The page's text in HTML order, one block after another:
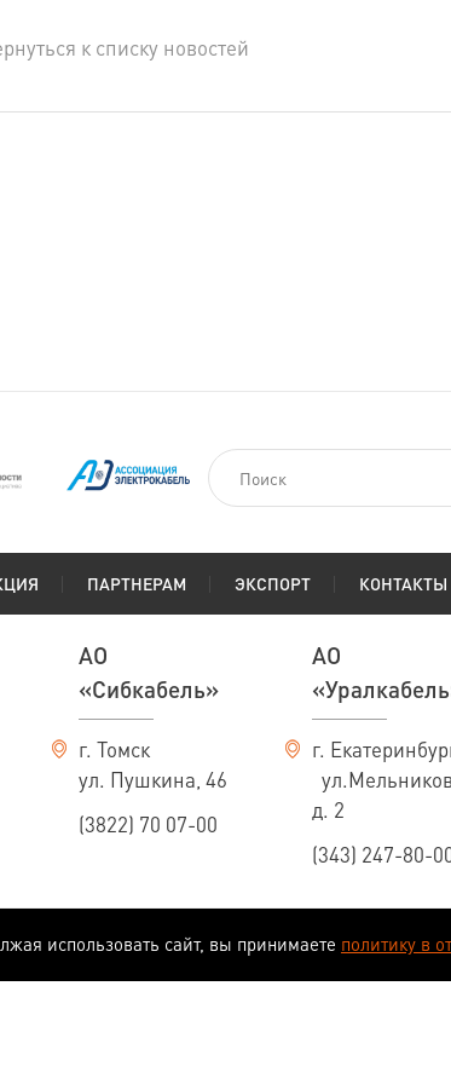
к списку новостей
ПАРТНЕРАМ ЭКСПОРТ КОНТАКТЫ
АО
«Сибкабель»
г. Томск
ул. Пушкина, 46
(3822) 70 07-00
АО
г.
д. 2
(343) 247-80-
положениями ст. 437 ГК РФ.
в качестве справочного материала и носят исключительно
за собой право на изменение конструкций и технических характеристик
использовать сайт, вы принимаете политику в